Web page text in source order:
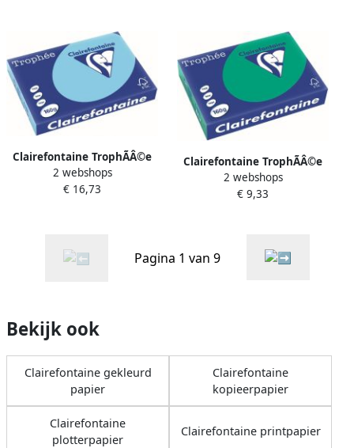
Clairefontaine TrophÃÂ©e
Pastel gekleurd papier A3
160 g 250 vel helblauw
2 webshops
€ 16,73
Clairefontaine TrophÃÂ©e
Intens gekleurd papier A4
160 g 250 vel dennengroen
2 webshops
€ 9,33
Pagina 1 van 9
Bekijk ook
Clairefontaine gekleurd
papier
Clairefontaine
kopieerpapier
Clairefontaine
plotterpapier
Clairefontaine printpapier